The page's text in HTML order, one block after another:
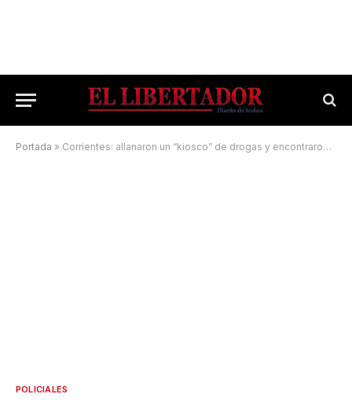
Portada » Corrientes: allanaron un “kiosco” de drogas y encontraron uniformes policiales
POLICIALES